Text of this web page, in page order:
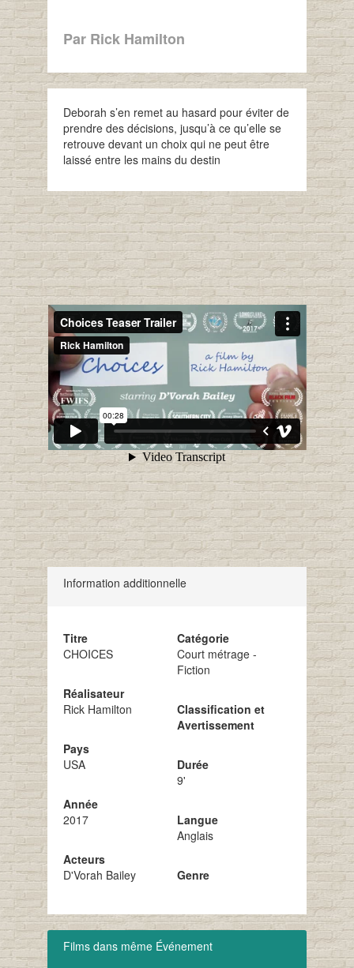
Par Rick Hamilton
Deborah s’en remet au hasard pour éviter de
prendre des décisions, jusqu’à ce qu’elle se
retrouve devant un choix qui ne peut être
laissé entre les mains du destin
Information additionnelle
Titre
CHOICES
Réalisateur
Rick Hamilton
Pays
USA
Année
2017
Acteurs
D'Vorah Bailey
Catégorie
Court métrage -
Fiction
Classification et
Avertissement
Durée
9'
Langue
Anglais
Genre
Films dans même Événement